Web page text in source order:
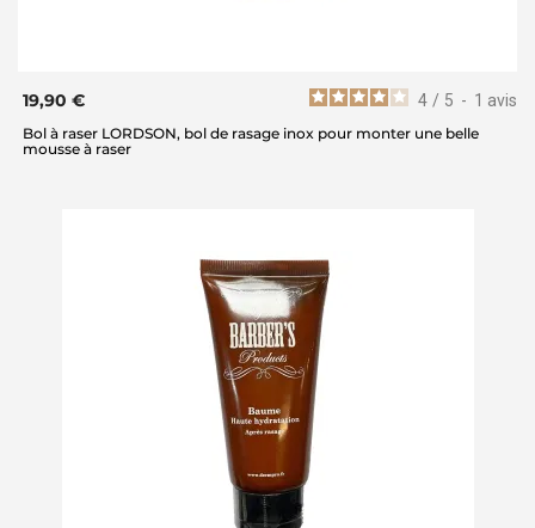
4 / 5 - 1 avis
19,90 €
Bol à raser LORDSON, bol de rasage inox pour monter une belle
mousse à raser